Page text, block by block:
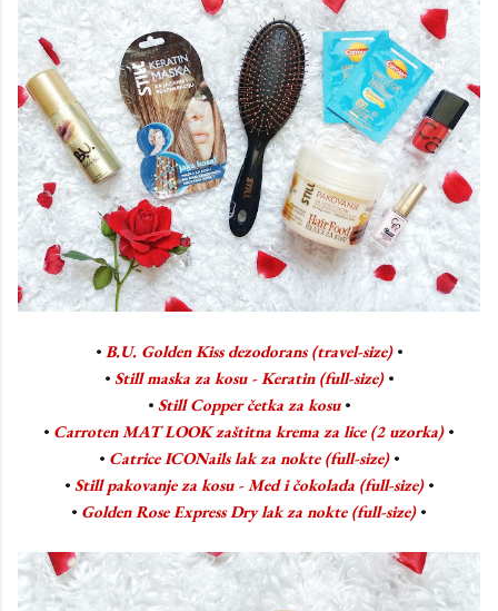
• B.U. Golden Kiss dezodorans (travel-size) •
• Still maska za kosu - Keratin (full-size) •
• Still Copper četka za kosu •
• Carroten MAT LOOK zaštitna krema za lice (2 uzorka) •
• Catrice ICONails lak za nokte (full-size) •
• Still pakovanje za kosu - Med i čokolada (full-size) •
• Golden Rose Express Dry lak za nokte (full-size) •